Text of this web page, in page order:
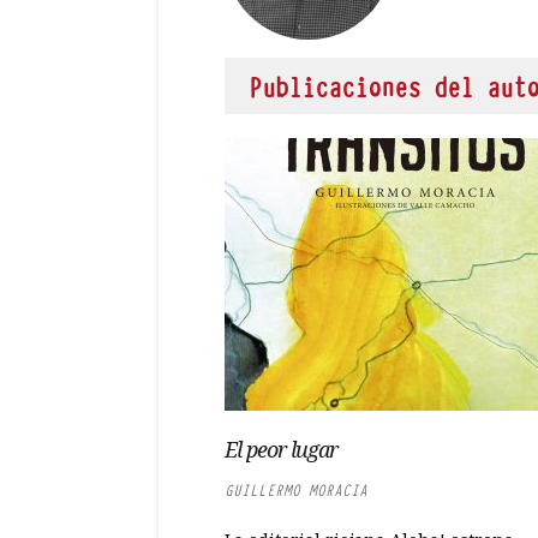
Publicaciones del
El peor lugar
GUILLERMO MORACIA